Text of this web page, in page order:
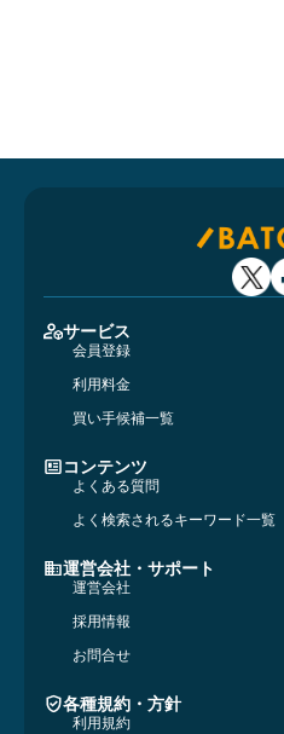
サービス
会員登録
利用料金
買い手候補一覧
コンテンツ
よくある質問
よく検索されるキーワード一覧
運営会社・サポート
運営会社
採用情報
お問合せ
各種規約・方針
利用規約